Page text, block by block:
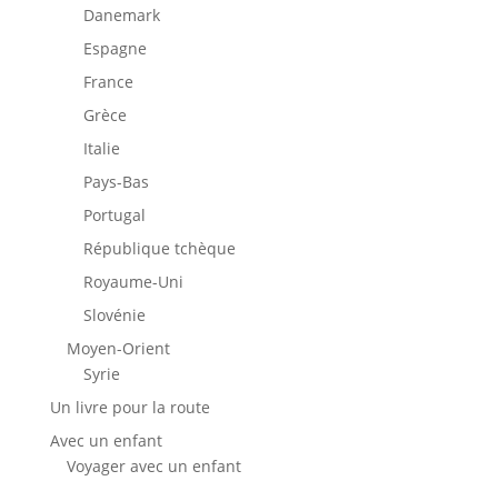
Danemark
Espagne
France
Grèce
Italie
Pays-Bas
Portugal
République tchèque
Royaume-Uni
Slovénie
Moyen-Orient
Syrie
Un livre pour la route
Avec un enfant
Voyager avec un enfant